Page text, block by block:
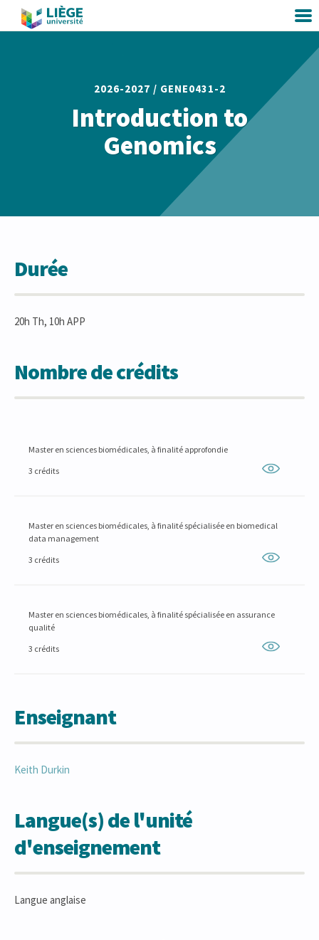
2026-2027 / GENE0431-2
Introduction to
Genomics
Durée
20h Th, 10h APP
Nombre de crédits
Master en sciences biomédicales, à finalité approfondie
3 crédits
Master en sciences biomédicales, à finalité spécialisée en biomedical
data management
3 crédits
Master en sciences biomédicales, à finalité spécialisée en assurance
qualité
3 crédits
Enseignant
Keith Durkin
Langue(s) de l'unité
d'enseignement
Langue anglaise